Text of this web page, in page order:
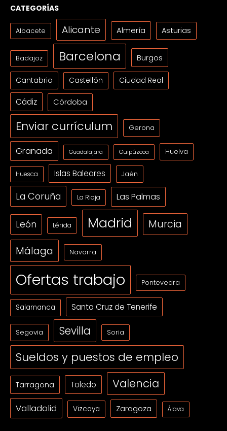
CATEGORÍAS
Albacete Alicante Almería Asturias
Badajoz Barcelona Burgos
Cantabria Castellón Ciudad Real
Cádiz Córdoba
Enviar currículum Gerona
Granada Guadalajara Guipúzcoa Huelva
Huesca Islas Baleares Jaén
La Coruña La Rioja Las Palmas
León Lérida Madrid Murcia
Málaga Navarra
Ofertas trabajo Pontevedra
Salamanca Santa Cruz de Tenerife
Segovia Sevilla Soria
Sueldos y puestos de empleo
Tarragona Toledo Valencia
Valladolid Vizcaya Zaragoza Álava